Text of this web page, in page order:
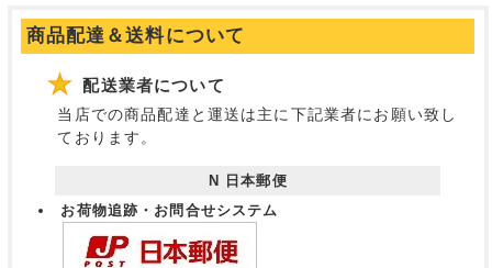
商品配達＆送料について
配送業者について
当店での商品配達と運送は主に下記業者にお願い致し
ております。
N 日本郵便
お荷物追跡・お問合せシステム